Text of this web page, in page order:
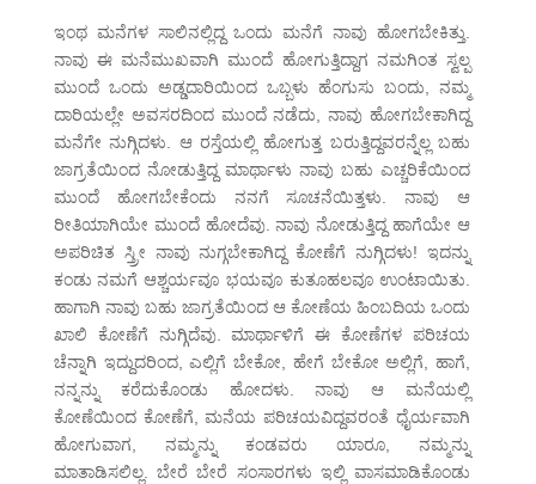
ಇಂಥ ಮನೆಗಳ ಸಾಲಿನಲ್ಲಿದ್ದ ಒಂದು ಮನೆಗೆ ನಾವು ಹೋಗಬೇಕಿತ್ತು.
ನಾವು ಈ ಮನೆಮುಖವಾಗಿ ಮುಂದೆ ಹೋಗುತ್ತಿದ್ದಾಗ ನಮಗಿಂತ ಸ್ವಲ್ಪ
ಮುಂದೆ ಒಂದು ಅಡ್ಡದಾರಿಯಿಂದ ಒಬ್ಬಳು ಹೆಂಗುಸು ಬಂದು, ನಮ್ಮ
ದಾರಿಯಲ್ಲೇ ಅವಸರದಿಂದ ಮುಂದೆ ನಡೆದು, ನಾವು ಹೋಗಬೇಕಾಗಿದ್ದ
ಮನೆಗೇ ನುಗ್ಗಿದಳು. ಆ ರಸ್ತೆಯಲ್ಲಿ ಹೋಗುತ್ತ ಬರುತ್ತಿದ್ದವರನ್ನೆಲ್ಲ ಬಹು
ಜಾಗ್ರತೆಯಿಂದ ನೋಡುತ್ತಿದ್ದ ಮಾರ್ಥಾಳು ನಾವು ಬಹು ಎಚ್ಚರಿಕೆಯಿಂದ
ಮುಂದೆ ಹೋಗಬೇಕೆಂದು ನನಗೆ ಸೂಚನೆಯಿತ್ತಳು. ನಾವು ಆ
ರೀತಿಯಾಗಿಯೇ ಮುಂದೆ ಹೋದೆವು. ನಾವು ನೋಡುತ್ತಿದ್ದ ಹಾಗೆಯೇ ಆ
ಅಪರಿಚಿತ ಸ್ತ್ರೀ ನಾವು ನುಗ್ಗಬೇಕಾಗಿದ್ದ ಕೋಣೆಗೆ ನುಗ್ಗಿದಳು! ಇದನ್ನು
ಕಂಡು ನಮಗೆ ಆಶ್ಚರ್ಯವೂ ಭಯವೂ ಕುತೂಹಲವೂ ಉಂಟಾಯಿತು.
ಹಾಗಾಗಿ ನಾವು ಬಹು ಜಾಗ್ರತೆಯಿಂದ ಆ ಕೋಣೆಯ ಹಿಂಬದಿಯ ಒಂದು
ಖಾಲಿ ಕೋಣೆಗೆ ನುಗ್ಗಿದೆವು. ಮಾರ್ಥಾಳಿಗೆ ಈ ಕೋಣೆಗಳ ಪರಿಚಯ
ಚೆನ್ನಾಗಿ ಇದ್ದುದರಿಂದ, ಎಲ್ಲಿಗೆ ಬೇಕೋ, ಹೇಗೆ ಬೇಕೋ ಅಲ್ಲಿಗೆ, ಹಾಗೆ,
ನನ್ನನ್ನು ಕರೆದುಕೊಂಡು ಹೋದಳು. ನಾವು ಆ ಮನೆಯಲ್ಲಿ
ಕೋಣೆಯಿಂದ ಕೋಣೆಗೆ, ಮನೆಯ ಪರಿಚಯವಿದ್ದವರಂತೆ ಧೈರ್ಯವಾಗಿ
ಹೋಗುವಾಗ, ನಮ್ಮನ್ನು ಕಂಡವರು ಯಾರೂ, ನಮ್ಮನ್ನು
ಮಾತಾಡಿಸಲಿಲ್ಲ. ಬೇರೆ ಬೇರೆ ಸಂಸಾರಗಳು ಇಲ್ಲಿ ವಾಸಮಾಡಿಕೊಂಡು